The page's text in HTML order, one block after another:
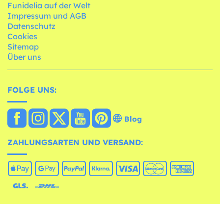
Funidelia auf der Welt
Impressum und AGB
Datenschutz
Cookies
Sitemap
Über uns
FOLGE UNS:
Blog
ZAHLUNGSARTEN UND VERSAND: